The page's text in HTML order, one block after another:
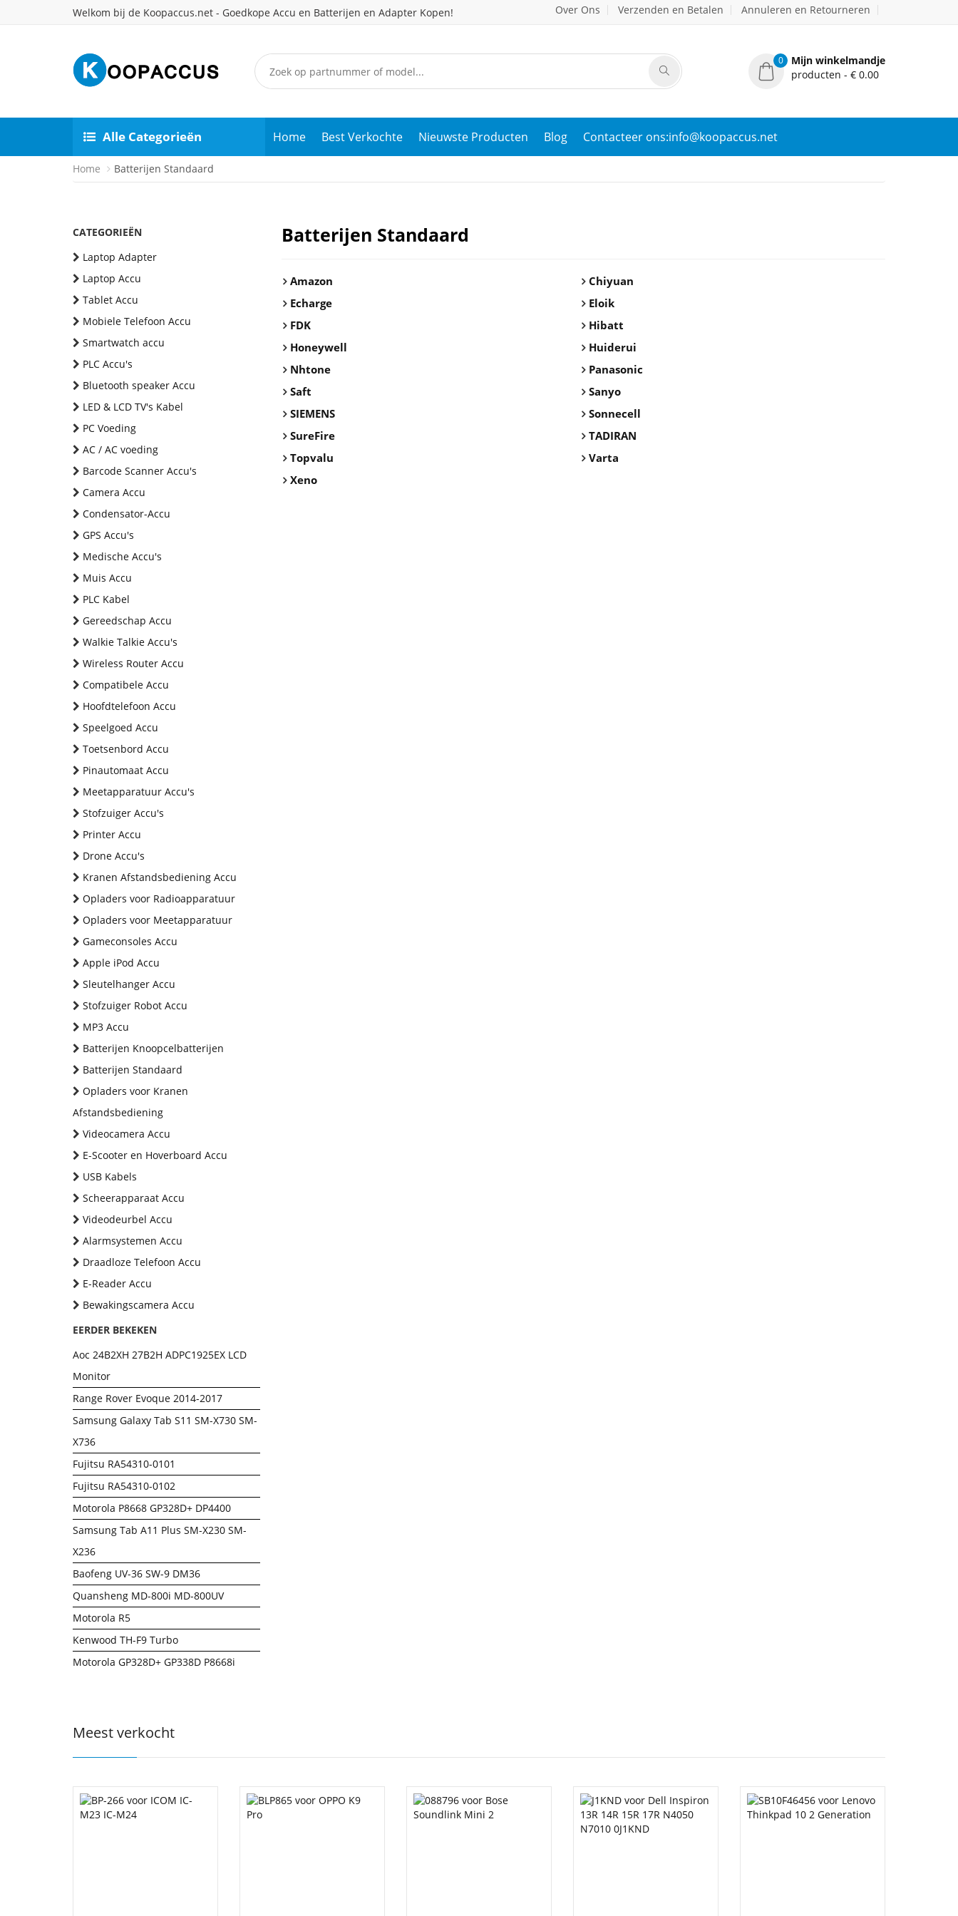
Welkom bij de Koopaccus.net - Goedkope Accu en Batterijen en Adapter Kopen! Over Ons Verzenden en Betalen Annuleren en Retourneren
0
Mijn winkelmandje
producten - € 0.00
Alle Categorieën Home Best Verkochte Nieuwste Producten Blog Contacteer ons:info@koopaccus.net
Home Batterijen Standaard
CATEGORIEËN
Laptop Adapter
Laptop Accu
Tablet Accu
Mobiele Telefoon Accu
Smartwatch accu
PLC Accu's
Bluetooth speaker Accu
LED & LCD TV's Kabel
PC Voeding
AC / AC voeding
Barcode Scanner Accu's
Camera Accu
Condensator-Accu
GPS Accu's
Medische Accu's
Muis Accu
PLC Kabel
Gereedschap Accu
Walkie Talkie Accu's
Wireless Router Accu
Compatibele Accu
Hoofdtelefoon Accu
Speelgoed Accu
Toetsenbord Accu
Pinautomaat Accu
Meetapparatuur Accu's
Stofzuiger Accu's
Printer Accu
Drone Accu's
Kranen Afstandsbediening Accu
Opladers voor Radioapparatuur
Opladers voor Meetapparatuur
Gameconsoles Accu
Apple iPod Accu
Sleutelhanger Accu
Stofzuiger Robot Accu
MP3 Accu
Batterijen Knoopcelbatterijen
Batterijen Standaard
Opladers voor Kranen
Afstandsbediening
Videocamera Accu
E-Scooter en Hoverboard Accu
USB Kabels
Scheerapparaat Accu
Videodeurbel Accu
Alarmsystemen Accu
Draadloze Telefoon Accu
E-Reader Accu
Bewakingscamera Accu
EERDER BEKEKEN
Aoc 24B2XH 27B2H ADPC1925EX LCD
Monitor
Range Rover Evoque 2014-2017
Samsung Galaxy Tab S11 SM-X730 SM-
X736
Fujitsu RA54310-0101
Fujitsu RA54310-0102
Motorola P8668 GP328D+ DP4400
Samsung Tab A11 Plus SM-X230 SM-
X236
Baofeng UV-36 SW-9 DM36
Quansheng MD-800i MD-800UV
Motorola R5
Kenwood TH-F9 Turbo
Motorola GP328D+ GP338D P8668i
Batterijen Standaard
Amazon
Chiyuan
Echarge
Eloik
FDK
Hibatt
Honeywell
Huiderui
Nhtone
Panasonic
Saft
Sanyo
SIEMENS
Sonnecell
SureFire
TADIRAN
Topvalu
Varta
Xeno
Meest verkocht